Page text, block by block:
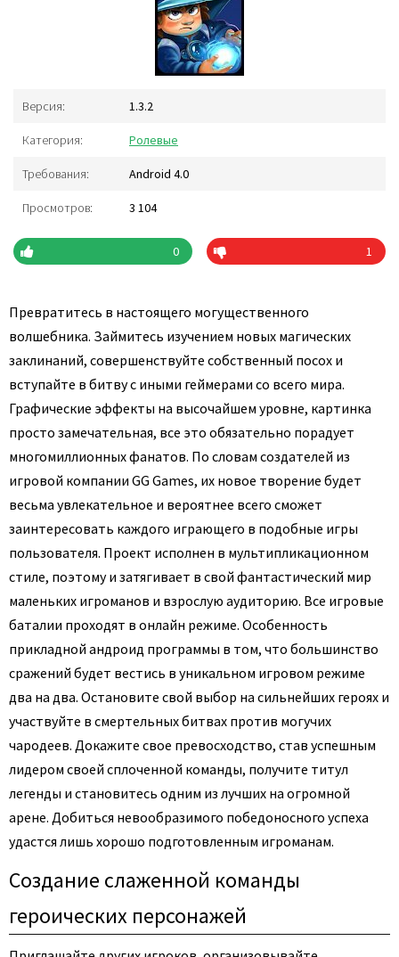
Версия: 1.3.2
Категория: Ролевые
Требования: Android 4.0
Просмотров: 3 104
0 1
Превратитесь в настоящего могущественного
волшебника. Займитесь изучением новых магических
заклинаний, совершенствуйте собственный посох и
вступайте в битву с иными геймерами со всего мира.
Графические эффекты на высочайшем уровне, картинка
просто замечательная, все это обязательно порадует
многомиллионных фанатов. По словам создателей из
игровой компании GG Games, их новое творение будет
весьма увлекательное и вероятнее всего сможет
заинтересовать каждого играющего в подобные игры
пользователя. Проект исполнен в мультипликационном
стиле, поэтому и затягивает в свой фантастический мир
маленьких игроманов и взрослую аудиторию. Все игровые
баталии проходят в онлайн режиме. Особенность
прикладной андроид программы в том, что большинство
сражений будет вестись в уникальном игровом режиме
два на два. Остановите свой выбор на сильнейших героях и
участвуйте в смертельных битвах против могучих
чародеев. Докажите свое превосходство, став успешным
лидером своей сплоченной команды, получите титул
легенды и становитесь одним из лучших на огромной
арене. Добиться невообразимого победоносного успеха
удастся лишь хорошо подготовленным игроманам.
Создание слаженной команды
героических персонажей